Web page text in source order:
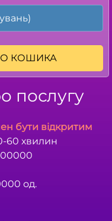
КОШИКА
послугу
бути відкритим
60 хвилин
од.